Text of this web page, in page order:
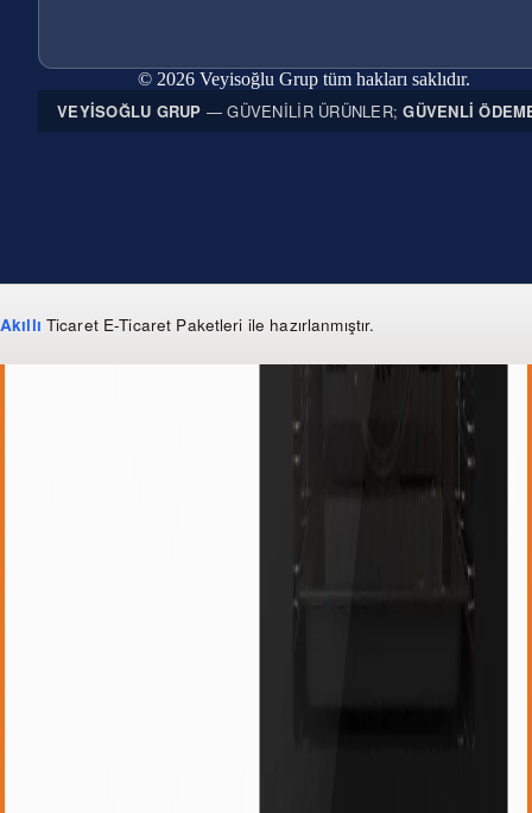
© 2026 Veyisoğlu Grup tüm hakları saklıdır.
VEYISOĞLU GRUP — GÜVENILIR ÜRÜNLER;GÜVENLI
Akıllı Ticaret E-Ticaret Paketleri ile hazırlanmıştır.